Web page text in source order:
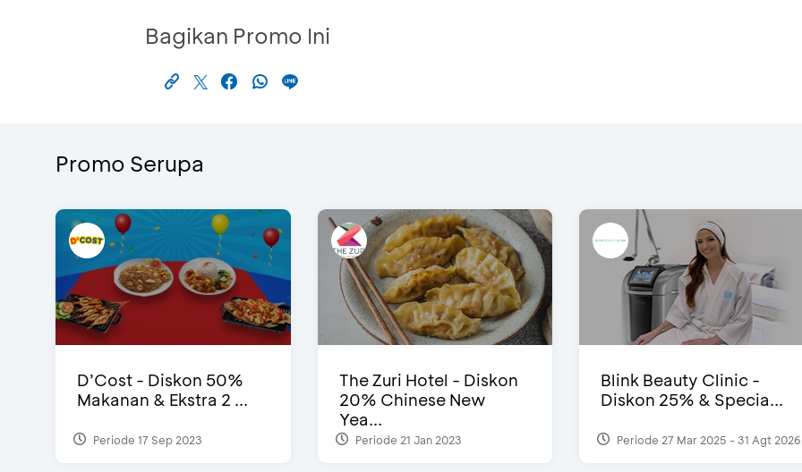
Bagikan Promo Ini
Promo Serupa
D’Cost - Diskon 50%
Makanan & Ekstra 2 ...
Periode 17 Sep 2023
The Zuri Hotel - Diskon
20% Chinese New
Yea...
Periode 21 Jan 2023
Blink Beauty Clinic -
Diskon 25% & Specia...
Periode 27 Mar 2025 - 31 Agt 2026